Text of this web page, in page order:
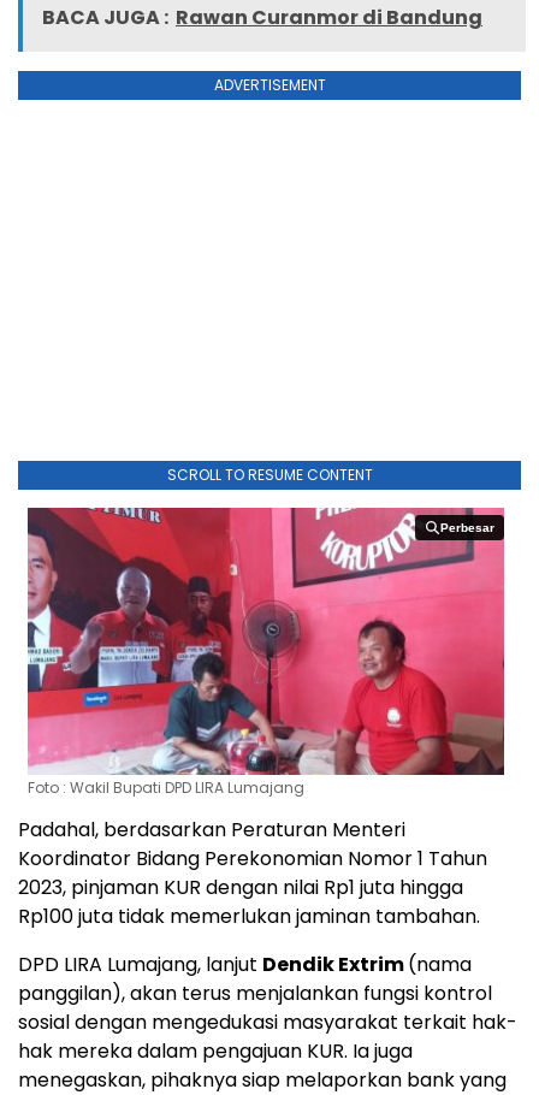
BACA JUGA : Rawan Curanmor di Bandung
ADVERTISEMENT
SCROLL TO RESUME CONTENT
Perbesar
Perbesar
Foto : Wakil Bupati DPD LIRA Lumajang
Padahal, berdasarkan Peraturan Menteri
Koordinator Bidang Perekonomian Nomor1 Tahun
2023, pinjaman KUR dengan nilai Rp1 juta hingga
Rp100juta tidak memerlukanjaminan tambahan.
DPD LIRA Lumajang, lanjut Dendik Extrim(nama
panggilan),akan terus menjalankan fungsi kontrol
sosialdengan mengedukasi masyarakat terkait hak-
hak merekadalam pengajuan KUR. Iajuga
menegaskan, pihaknyasiap melaporkan bankyang